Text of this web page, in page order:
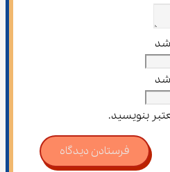
بنویسید.
فرستادن دیدگاه